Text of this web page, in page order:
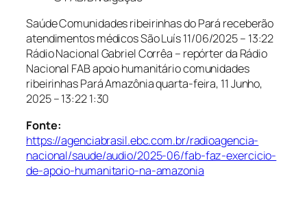
Saúde Comunidades ribeirinhas do Pará receberão
atendimentos médicos São Luís11/06/2025 – 13:22
Rádio Nacional Gabriel Corrêa – repórter da Rádio
Nacional FAB apoio humanitário comunidades
ribeirinhas Pará Amazôniaquarta-feira, 11 Junho,
2025 – 13:221:30
Fonte:
https://agenciabrasil.ebc.com.br/radioagencia-
nacional/saude/audio/2025-06/fab-faz-exercicio-
de-apoio-humanitario-na-amazonia